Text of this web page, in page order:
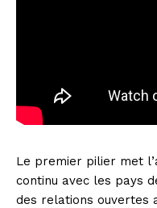
Le premier pilier met
continu avec les pays
des relations ouvertes